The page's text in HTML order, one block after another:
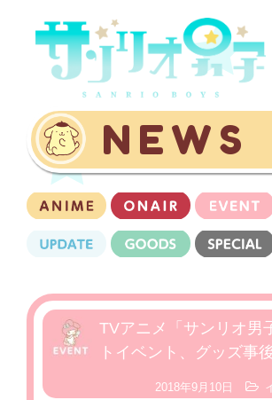
NEWS
TVアニメ「サンリオ男
トイベント、グッズ事
2018年9月10日